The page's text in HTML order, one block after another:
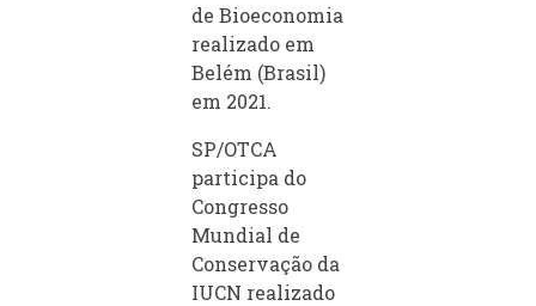
de Bioeconomia
realizado em
Belém (Brasil)
em 2021.
SP/OTCA
participa do
Congresso
Mundial de
Conservação da
IUCN realizado